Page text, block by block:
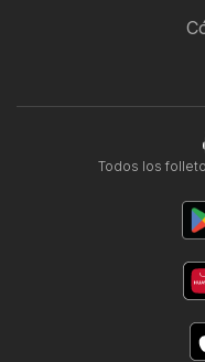
Todos los